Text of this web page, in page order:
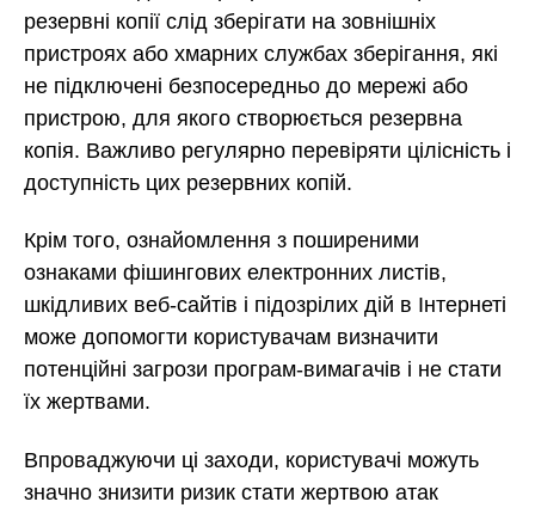
резервні копії слід зберігати на зовнішніх
пристроях або хмарних службах зберігання, які
не підключені безпосередньо до мережі або
пристрою, для якого створюється резервна
копія. Важливо регулярно перевіряти цілісність і
доступність цих резервних копій.
Крім того, ознайомлення з поширеними
ознаками фішингових електронних листів,
шкідливих веб-сайтів і підозрілих дій в Інтернеті
може допомогти користувачам визначити
потенційні загрози програм-вимагачів і не стати
їх жертвами.
Впроваджуючи ці заходи, користувачі можуть
значно знизити ризик стати жертвою атак